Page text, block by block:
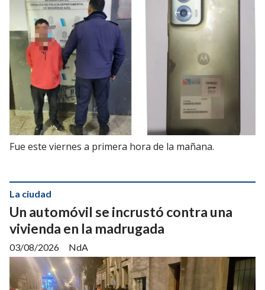
Fue este viernes a primera hora de la mañana.
Un automóvil se incrustó contra una
vivienda en la madrugada
NdA
La ciudad
03/08/2026